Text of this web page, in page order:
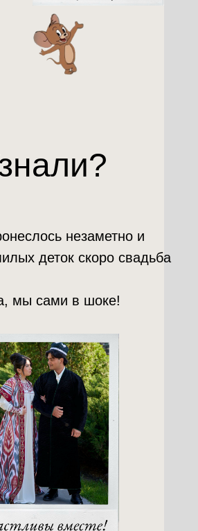
незаметно и
деток скоро свадьба
мы сами в шоке!